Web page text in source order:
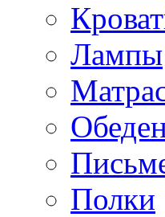
Лампы
Полки